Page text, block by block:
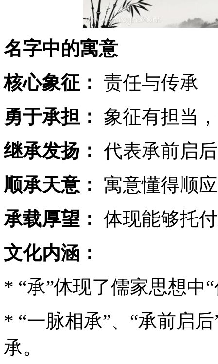
名字中的寓意
核心象征： 责任与传承
勇于承担：
象征有担当
继承发扬： 代表承前启
顺承天意：
寓意懂得顺
承载厚望： 体现能够托
文化内涵：
* “承”体现了儒家思想中
* “一脉相承”、“承前启
承。